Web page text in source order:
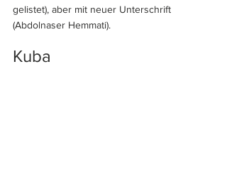
gelistet), aber mit neuer Unterschrift
(Abdolnaser Hemmati).
Kuba